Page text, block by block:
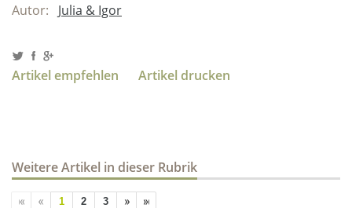
Autor: Julia & Igor
Artikel empfehlen Artikel drucken
Weitere Artikel in dieser Rubrik
1 2 3